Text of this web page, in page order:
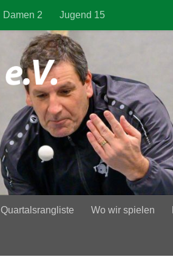
Damen 2 Jugend 15
Quartalsrangliste Wo wir spielen